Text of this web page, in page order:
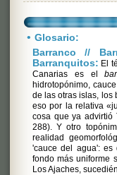
• Glosario:
Barranco //
Barranquitos: El
Canarias es el
hidrotopónimo,
de las otras islas, los
eso por la relativa
cosa que ya advirtió
288). Y otro
realidad
'cauce del agua': es
fondo más uniforme
Los Ajaches,